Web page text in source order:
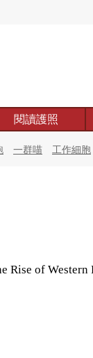
閱讀護照
一群喵 工作細胞
Rise of Western